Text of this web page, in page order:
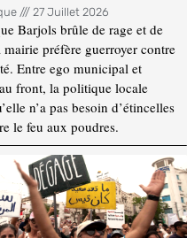
27 Juillet 2026
Barjols brûle de rage et de
mairie préfère guerroyer contre
Entre ego municipal et
front, la politique locale
n’a pas besoin d’étincelles
le feu aux poudres.